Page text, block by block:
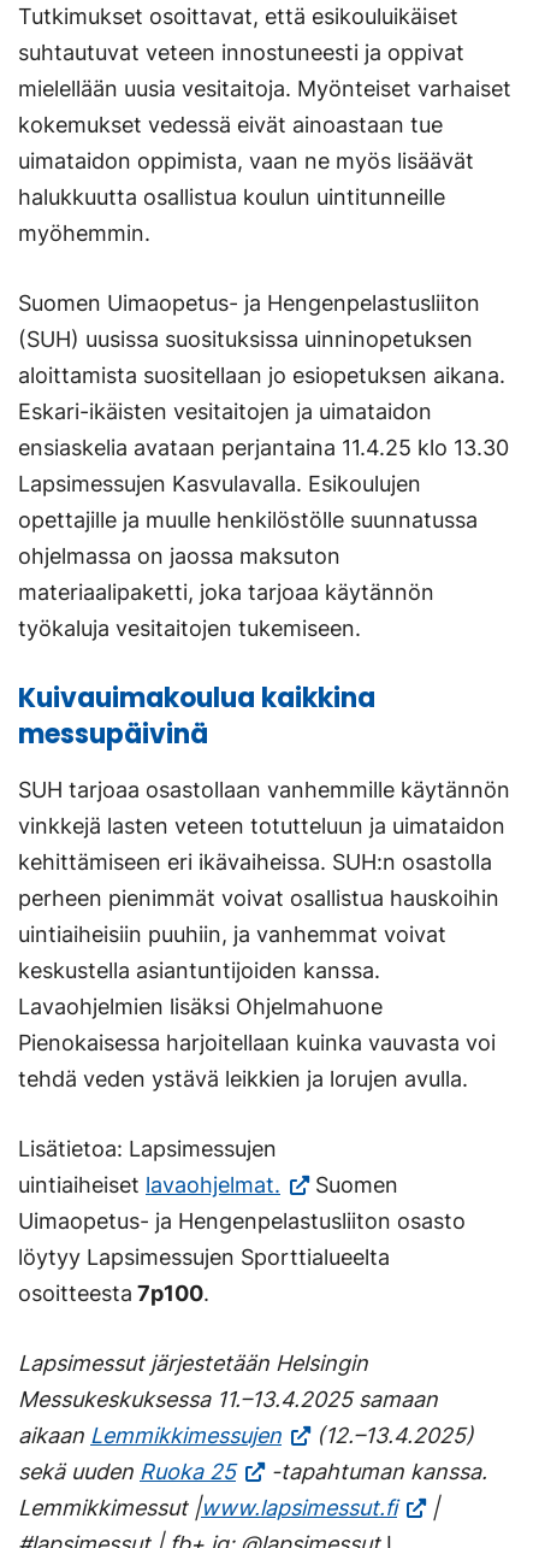
Tutkimukset osoittavat, että esikouluikäiset
suhtautuvat veteen innostuneesti ja oppivat
mielellään uusia vesitaitoja. Myönteiset varhaiset
kokemukset vedessä eivät ainoastaan tue
uimataidon oppimista, vaan ne myös lisäävät
halukkuutta osallistua koulun uintitunneille
myöhemmin.
Suomen Uimaopetus- ja Hengenpelastusliiton
(SUH) uusissa suosituksissa uinninopetuksen
aloittamista suositellaan jo esiopetuksen aikana.
Eskari-ikäisten vesitaitojen ja uimataidon
ensiaskelia avataan perjantaina 11.4.25 klo 13.30
Lapsimessujen Kasvulavalla. Esikoulujen
opettajille ja muulle henkilöstölle suunnatussa
ohjelmassa on jaossa maksuton
materiaalipaketti, joka tarjoaa käytännön
työkaluja vesitaitojen tukemiseen.
Kuivauimakoulua kaikkina
messupäivinä
SUH tarjoaa osastollaan vanhemmille käytännön
vinkkejä lasten veteen totutteluun ja uimataidon
kehittämiseen eri ikävaiheissa. SUH:n osastolla
perheen pienimmät voivat osallistua hauskoihin
uintiaiheisiin puuhiin, ja vanhemmat voivat
keskustella asiantuntijoiden kanssa.
Lavaohjelmien lisäksi Ohjelmahuone
Pienokaisessa harjoitellaan kuinka vauvasta voi
tehdä veden ystävä leikkien ja lorujen avulla.
Lisätietoa: Lapsimessujen
uintiaiheiset lavaohjelmat. (Vieraile
ulkoisella
sivustolla.
uuteen
välilehteen.)
Suomen
Uimaopetus- ja Hengenpelastusliiton osasto
löytyy Lapsimessujen Sporttialueelta
osoitteesta 7p100.
Lapsimessut järjestetään Helsingin
Messukeskuksessa 11.–13.4.2025 samaan
aikaan Lemmikkimessujen
(12.–13.4.2025)
sekä uuden Ruoka 25
-tapahtuman kanssa.
Lemmikkimessut |www.lapsimessut.fi
|